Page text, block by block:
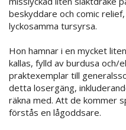
beskyddare och comic
lyckosamma tursyrsa.
Hon hamnar i en mycket
kallas, fylld av burdusa och/
praktexemplar till
detta losergäng,
räkna med. Att de kommer
förstås en lågoddsare.